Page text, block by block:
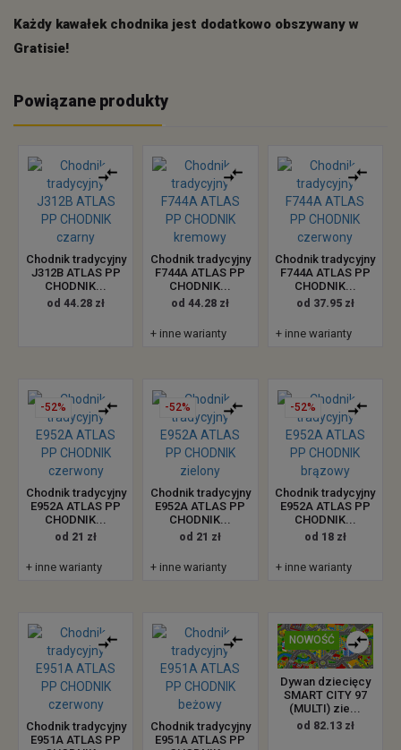
Każdy kawałek chodnika jest dodatkowo obszywany w
Gratisie!
Powiązane produkty
Chodnik tradycyjny
J312B ATLAS PP
CHODNIK...
od 44.28 zł
Chodnik tradycyjny
F744A ATLAS PP
CHODNIK...
od 44.28 zł
+ inne warianty
Chodnik tradycyjny
F744A ATLAS PP
CHODNIK...
od 37.95 zł
+ inne warianty
-52%
Chodnik tradycyjny
E952A ATLAS PP
CHODNIK...
od 21 zł
+ inne warianty
-52%
Chodnik tradycyjny
E952A ATLAS PP
CHODNIK...
od 21 zł
+ inne warianty
-52%
Chodnik tradycyjny
E952A ATLAS PP
CHODNIK...
od 18 zł
+ inne warianty
Chodnik tradycyjny
E951A ATLAS PP
Chodnik tradycyjny
E951A ATLAS PP
NOWOŚĆ
Dywan dziecięcy
SMART CITY 97
(MULTI) zie...
od 82.13 zł